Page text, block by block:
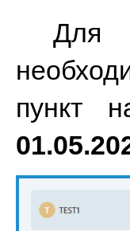
Для
пункт